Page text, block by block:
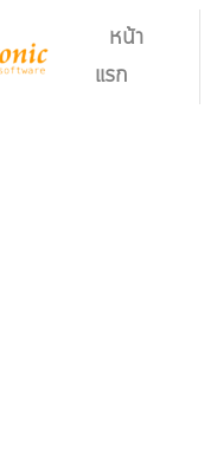
หน้า
แรก